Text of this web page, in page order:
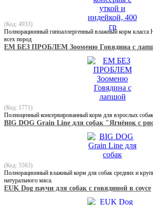
(Код: 4933)
Полнорационный гипоаллергенный влажный корм класса
всех пород
ЕМ БЕЗ ПРОБЛЕМ Зооменю Говядина с
(Код: 1771)
Полноценный консервированный корм для взрослых собак
BIG DOG Grain Line для собак "Ягнёнок с
(Код: 5563)
Полнорационный влажный корм для собак средних и
натурального мяса.
EUK Dog паучи для собак с говядиной в соусе